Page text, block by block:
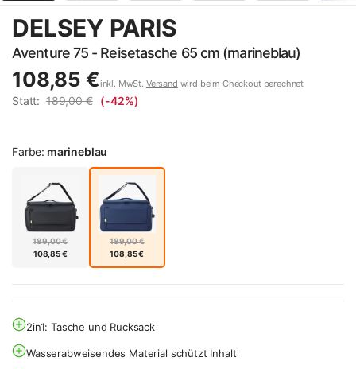
DELSEY PARIS
Aventure 75 - Reisetasche 65 cm (marineblau)
108,85 €inkl. MwSt. Versand wird beim Checkout berechnet
Statt: 189,00 € (-42%)
Farbe: marineblau
189,00 €
108,85 €
189,00 €
108,85 €
2in1: Tasche und Rucksack
Wasserabweisendes Material schützt Inhalt